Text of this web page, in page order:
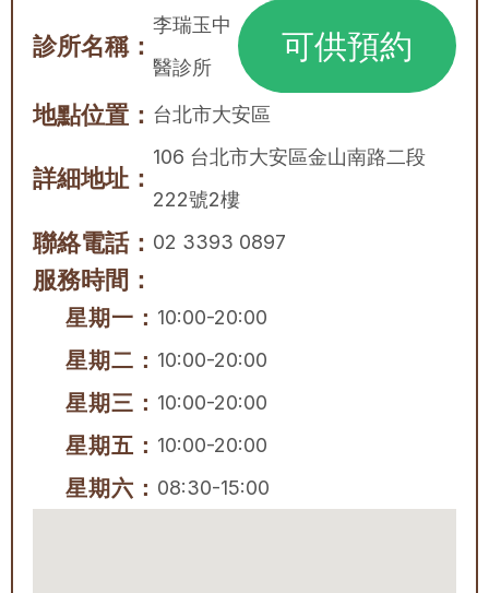
診所名稱：
李瑞玉中
醫診所
可供預約
地點位置： 台北市大安區
詳細地址：
106 台北市大安區金山南路二段
222號2樓
聯絡電話： 02 3393 0897
服務時間：
星期一： 10:00-20:00
星期二： 10:00-20:00
星期三： 10:00-20:00
星期五： 10:00-20:00
星期六： 08:30-15:00